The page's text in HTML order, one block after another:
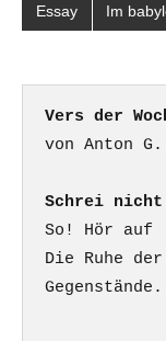
Essay Im
Vers der
Schrei nicht
So! Hör auf
Die Ruhe der
Gegenstände.